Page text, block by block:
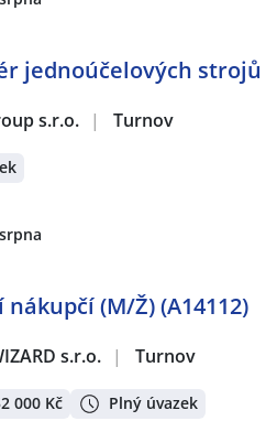
jednoúčelových strojů
s.r.o. | Turnov
(M/Ž) (A14112)
s.r.o. | Turnov
000 Kč Plný úvazek